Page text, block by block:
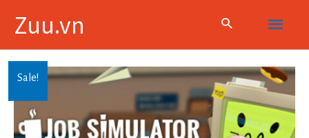
Zuu.vn
Main
Menu
Sale!